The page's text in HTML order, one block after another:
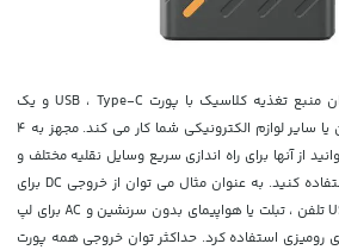
این دستگاه همچنین به عنوان منبع تغذیه کلاسیک با پورت USB ، Type-C و یک
خروجی 220 ولت برای شارژ تلفن یا سایر لوازم الکترونیکی شما کار می کند. مجهز به 4
از آنها برای راه اندازی سریع وسایل نقلیه مختلف و
تأمین انواع تجهیزات مختلف استفاده کنید. به عنوان مثال می توان از خروجی DC برای
شارژ هواکش ها ، USB-C و USB تلفن ، تبلت یا هواپیمای بدون سرنشین و AC برای لپ
رومیزی استفاده کرد. حداکثر توان خروجی همه پورت